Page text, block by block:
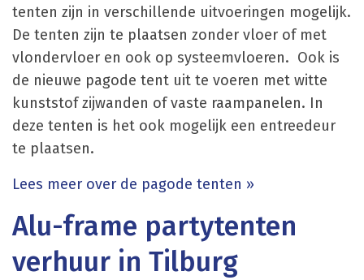
tenten zijn in verschillende uitvoeringen mogelijk.
De tenten zijn te plaatsen zonder vloer of met
vlondervloer en ook op systeemvloeren. Ook is
de nieuwe pagode tent uit te voeren met witte
kunststof zijwanden of vaste raampanelen. In
deze tenten is het ook mogelijk een entreedeur
te plaatsen.
Lees meer over de pagode tenten »
Alu-frame partytenten
verhuur in Tilburg